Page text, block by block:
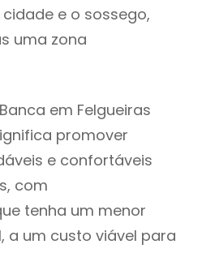
e o sossego,
uma zona
em Felgueiras
promover
e confortáveis
com
tenha um menor
a um custo viável para